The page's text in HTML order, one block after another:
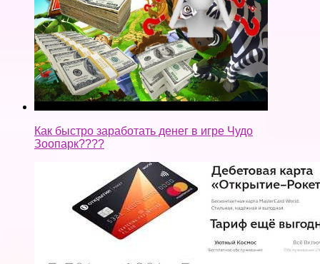
Как быстро заработать денег в игре Чудо
Зоопарк????